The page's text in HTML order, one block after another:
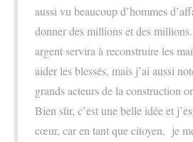
aussi vu beaucoup d’hommes
donner des millions et des
argent servira à reconstruire les
aider les blessés, mais j’ai aussi
grands acteurs de la construction
Bien sûr, c’est une belle idée et
cœur, car en tant que citoyen, je